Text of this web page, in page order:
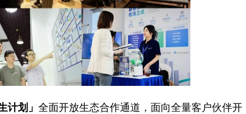
计划」 全面开放生态合作通道，面向全量客户伙伴开